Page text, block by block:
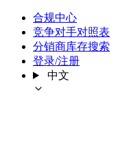
合规中心
竞争对手对照表
分销商库存搜索
登录/注册
中文